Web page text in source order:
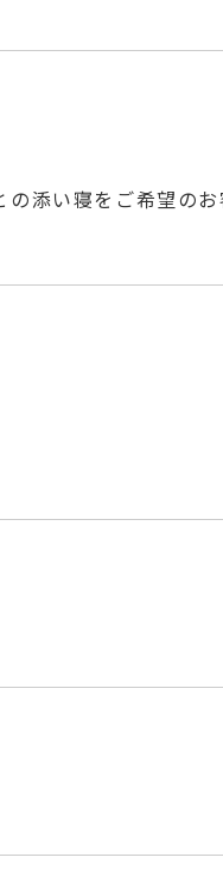
添い寝をご希望の